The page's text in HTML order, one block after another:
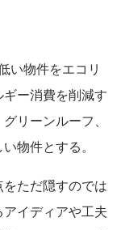
い物件をエコリ
ー消費を削減す
リーンルーフ、
物件とする。
ただ隠すのでは
イディアや工夫